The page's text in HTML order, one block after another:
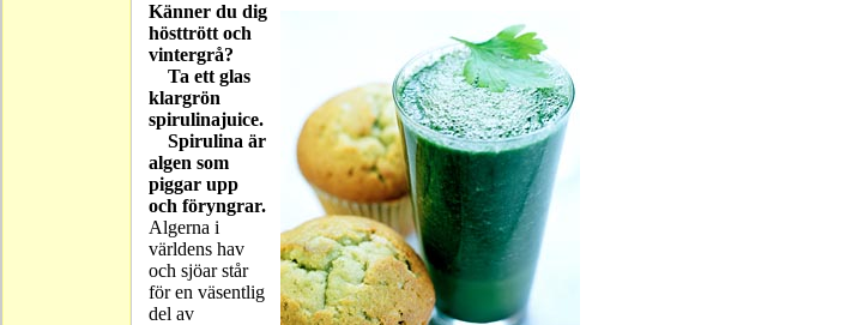
Känner du dig
hösttrött och
vintergrå?
Ta ett glas
klargrön
spirulinajuice.
Spirulina är
algen som
piggar upp
och föryngrar.
Algerna i
världens hav
och sjöar står
för en väsentlig
del av